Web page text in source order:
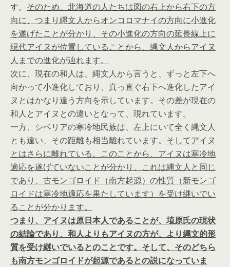
す。 そのため、北海道の人たちは図の右上から右下の方
向に、つまり縄文人からオンコロマナイの方向に小進化
を遂げたことが分かり、その小進化の方向の延長線上に
現代アイヌが位置していることから、縄文人からアイヌ
人までの進化が辿れます。
次に、現在の和人は、縄文人から言うと、ずっと左下へ
向かって小進化しており、真っ直ぐ右下へ進化したアイ
ヌとはかなり違う方向を示しています。その差が現在の
和人とアイヌとの違いとなって、現れています。
一方、シベリアの寒冷地民族は、左上にいて全く縄文人
とも違い、その距離も相当離れています。 そしてアイヌ
とはさらに離れている。このことから、アイヌは寒冷地
適応を遂げていないことが分かり、これは縄文人と同じ
であり、古モンゴロイド（南方起源）の性質（新モンゴ
ロイドは寒冷地適応を果たしています）を受け継いでい
ることが分かります。
つまり、アイヌは原日本人であることが、埴原氏の現状
の結論であり、和人よりもアイヌの方が、より縄文的形
質を受け継いでいるとのことです。そして、そのどちら
も南方モンゴロイドが起源であるとの説になっていま